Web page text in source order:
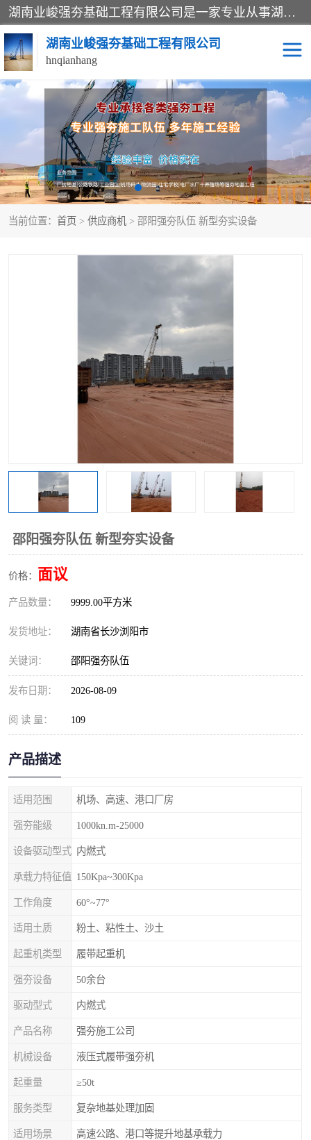
湖南业峻强夯基础工程有限公司是一家专业从事湖南强夯基础工程、强夯机租赁，地基处理的施工单位。业务覆盖：湖南、广东，江西等地。可承接1000KN.m-25000KN.m强夯（置换）工程。公司创始人是国内较早期从事强夯施工的建设者，经过多年的一步一个脚印的发展，在行业内具有较高的度和良好的口碑。
湖南业峻强夯基础工程有限公司
hnqianhang
当前位置： 首页 > 供应商机 > 邵阳强夯队伍 新型夯实设备
邵阳强夯队伍 新型夯实设备
价格： 面议
产品数量： 9999.00平方米
发货地址： 湖南省长沙浏阳市
关键词： 邵阳强夯队伍
发布日期： 2026-08-09
阅 读 量： 109
产品描述
适用范围 机场、高速、港口厂房
强夯能级 1000kn.m-25000
设备驱动型式 内燃式
承载力特征值 150Kpa~300Kpa
工作角度 60°~77°
适用土质 粉土、粘性土、沙土
起重机类型 履带起重机
强夯设备 50余台
驱动型式 内燃式
产品名称 强夯施工公司
机械设备 液压式履带强夯机
起重量 ≥50t
服务类型 复杂地基处理加固
适用场景 高速公路、港口等提升地基承载力
强夯施工案例 强夯机租赁
强夯施工工程 强夯施工队伍
强夯队伍